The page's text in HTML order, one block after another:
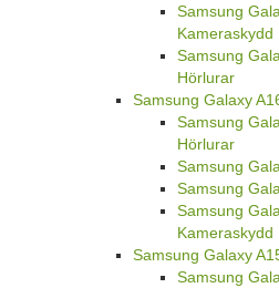
Samsung
Kameraskydd
Samsung
Hörlurar
Samsung Galaxy
Samsung
Hörlurar
Samsung
Samsung
Samsung
Kameraskydd
Samsung Galaxy
Samsung